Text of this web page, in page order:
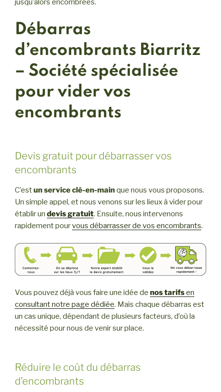
jusqu’alors encombrées.
Débarras
d’encombrants Biarritz
– Société spécialisée
pour vider vos
encombrants
Devis gratuit pour débarrasser vos
encombrants
C’estun service clé-en-mainque nous vous proposons.
Un simple appel, et nous venons sur les lieux à vider pour
établir un devis gratuit. Ensuite, nous intervenons
rapidement pourvous débarrasser de vos encombrants.
Vous pouvez déjà vous faire une idée de nos tarifsen
consultant notre page dédiée. Mais chaque débarras est
un cas unique, dépendant de plusieurs facteurs, d’où la
nécessité pour nous de venir sur place.
Réduire le coût du débarras
d’encombrants